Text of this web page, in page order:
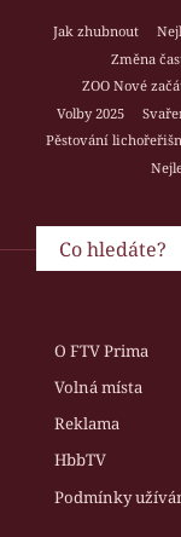
Jak zhubnout
Změna
ZOO Nové
Volby 2025
Pěstování
O FTV Prima
Volná místa
Reklama
HbbTV
Podmínky